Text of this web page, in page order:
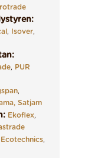
, Isover,
, PUR
,
Satjam
Ekoflex,
Ecotechnics,